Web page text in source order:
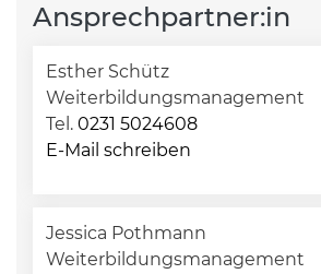
Ansprechpartner:in
Esther Schütz
Weiterbildungsmanagement
Tel. 0231 5024608
E-Mail schreiben
Jessica Pothmann
Weiterbildungsmanagement